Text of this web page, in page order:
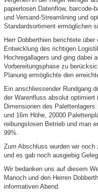
papierlosen Datenflow, barcode-
und Versand-Streamlining und
Standardsortiment ermöglichen
Herr Dobberthien berichtete
Entwicklung des richtigen
Hochregallagers und ging dabei
Vorbereitungsphase zu
Planung ermöglichte den
Ein anschliessender Rundgang
der Warenfluss absolut
Dimensionen des
und 16m Höhe, 20000
reibungslosen Betrieb und man
99%.
Zum Abschluss wurden wir
und es gab noch ausgiebig
Wir bedanken uns auf diesem
Manoch und den Herren
informativen Abend.